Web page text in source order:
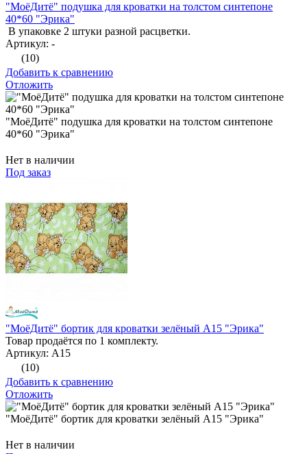
"МоёДитё" подушка для кроватки на толстом синтепоне
40*60 "Эрика"
В упаковке 2 штуки разной расцветки.
Артикул: -
(10)
Добавить к сравнению
Отложить
"МоёДитё" подушка для кроватки на толстом синтепоне
40*60 "Эрика"
Нет в наличии
Под заказ
"МоёДитё" бортик для кроватки зелёный А15 "Эрика"
Товар продаётся по 1 комплекту.
Артикул: А15
(10)
Добавить к сравнению
Отложить
"МоёДитё" бортик для кроватки зелёный А15 "Эрика"
Нет в наличии